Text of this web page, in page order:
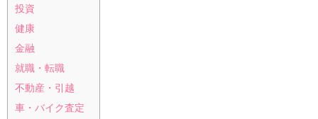
投資
健康
金融
就職・転職
不動産・引越
車・バイク査定